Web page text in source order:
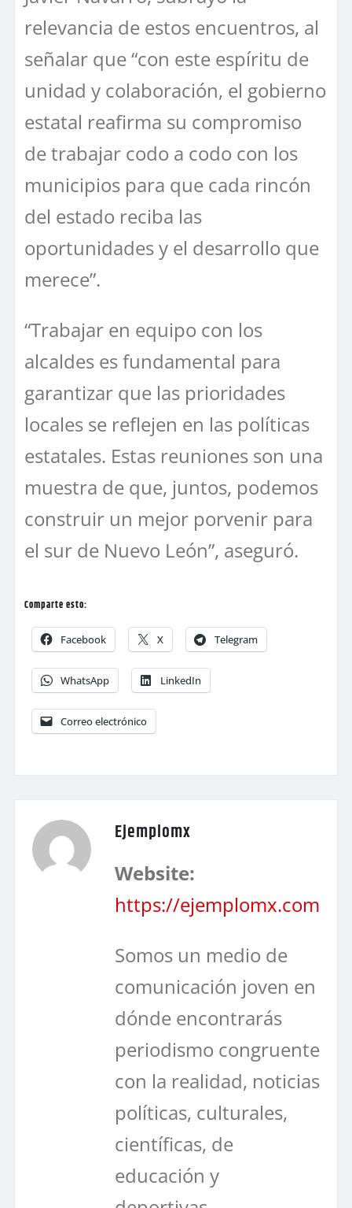
relevancia de estos encuentros, al
señalar que “con este espíritu de
unidad y colaboración, el gobierno
estatal reafirma su compromiso
de trabajar codo a codo con los
municipios para que cada rincón
del estado reciba las
oportunidades y el desarrollo que
merece”.
“Trabajar en equipo con los
alcaldes es fundamental para
garantizar que las prioridades
locales se reflejen en las políticas
estatales. Estas reuniones son una
muestra de que, juntos, podemos
construir un mejor porvenir para
el sur de Nuevo León”, aseguró.
Comparte esto:
Facebook X Telegram
WhatsApp LinkedIn
Correo electrónico
Ejemplomx
Website:
https://ejemplomx.com
Somos un medio de
comunicación joven en
dónde encontrarás
periodismo congruente
con la realidad, noticias
políticas, culturales,
científicas, de
educación y